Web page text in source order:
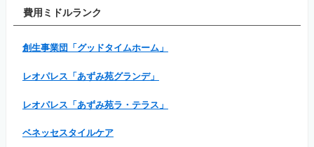
費用ミドルランク
創生事業団「グッドタイムホーム」
レオパレス「あずみ苑グランデ」
レオパレス「あずみ苑ラ・テラス」
ベネッセスタイルケア